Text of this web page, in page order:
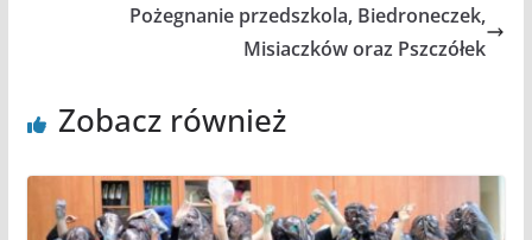
Pożegnanie przedszkola, Biedroneczek,
Misiaczków oraz Pszczółek
Zobacz również